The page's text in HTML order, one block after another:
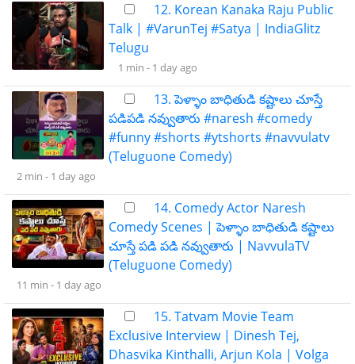
12. Korean Kanaka Raju Public
Talk | #VarunTej #Satya | IndiaGlitz
Telugu
1 min - 1 day ago
13. పెళ్ళాం బాధితుడి కష్టాలు చూస్తే
పడిపడి నవ్వుతారు #naresh #comedy
#funny #shorts #ytshorts #navvulatv
(Teluguone Comedy)
2 min - 1 day ago
14. Comedy Actor Naresh
Comedy Scenes | పెళ్ళాం బాధితుడి కష్టాలు
చూస్తే పడి పడి నవ్వుతారు | NavvulaTV
(Teluguone Comedy)
11 min - 1 day ago
15. Tatvam Movie Team
Exclusive Interview | Dinesh Tej,
Dhasvika Kinthalli, Arjun Kola | Volga